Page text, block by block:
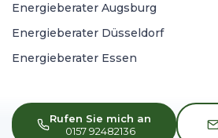
Rufen Sie mich an
0157 92482136
Energieberater Augsburg
Energieberater Düsseldorf
Energieberater Essen